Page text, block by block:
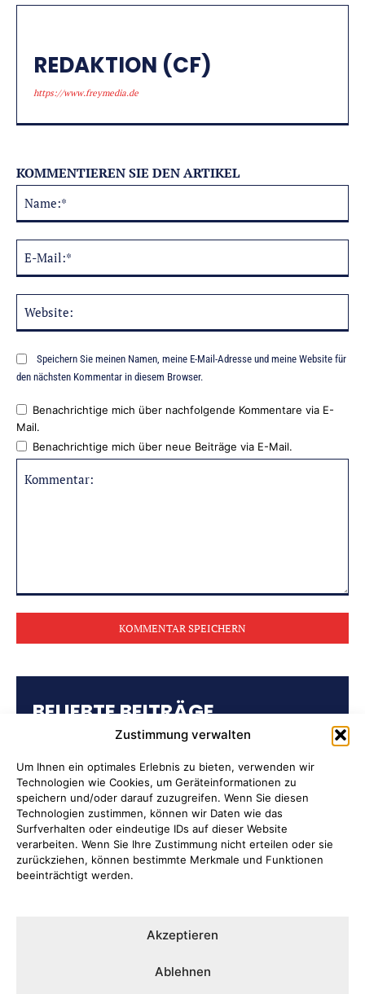
Zustimmung verwalten
Um Ihnen ein optimales Erlebnis zu bieten, verwenden wir
Technologien wie Cookies, um Geräteinformationen zu
speichern und/oder darauf zuzugreifen. Wenn Sie diesen
Technologien zustimmen, können wir Daten wie das
Surfverhalten oder eindeutige IDs auf dieser Website
verarbeiten. Wenn Sie Ihre Zustimmung nicht erteilen oder sie
zurückziehen, können bestimmte Merkmale und Funktionen
beeinträchtigt werden.
Akzeptieren
Ablehnen
REDAKTION (CF)
https://www.freymedia.de
KOMMENTIEREN SIE DEN ARTIKEL
Speichern Sie meinen Namen, meine E-Mail-Adresse und meine Website für
den nächsten Kommentar in diesem Browser.
Benachrichtige mich über nachfolgende Kommentare via E-
Mail.
Benachrichtige mich über neue Beiträge via E-Mail.
BELIEBTE BEITRÄGE
Kulturring Attendorn präsentiert
Kultursaison 2026/2027
„Oli radelt“… am 10. August nach
Attendorn
Kulturbüro Attendorn:
„Bandförderung“
Ernten ausdrücklich erwünscht
Auf der Tränke: Fahrbahn wird